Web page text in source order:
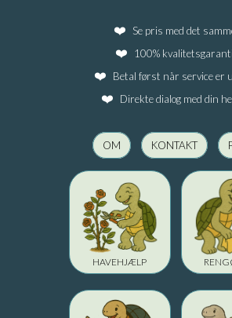
Se pris med det
100%
Betal først når service er
Direkte dialog med din
OM KONTAKT
HAVEHJÆLP